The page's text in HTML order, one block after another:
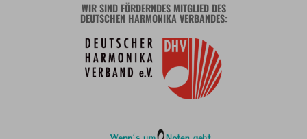
WIR SIND FÖRDERNDES MITGLIED DES
DEUTSCHEN HARMONIKA VERBANDES: